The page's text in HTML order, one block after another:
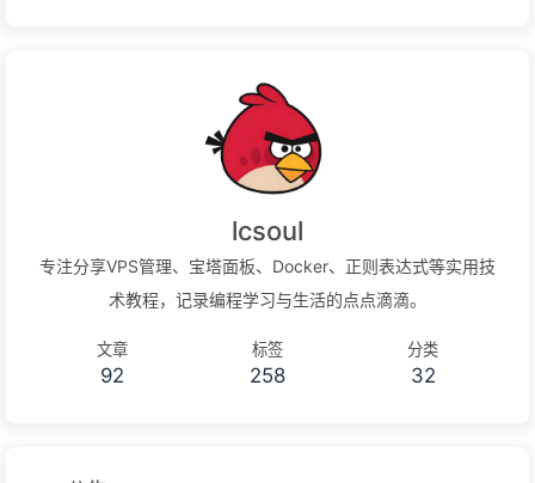
lcsoul
专注分享VPS管理、宝塔面板、Docker、正则表达式等实用技
术教程，记录编程学习与生活的点点滴滴。
文章
92
标签
258
分类
32